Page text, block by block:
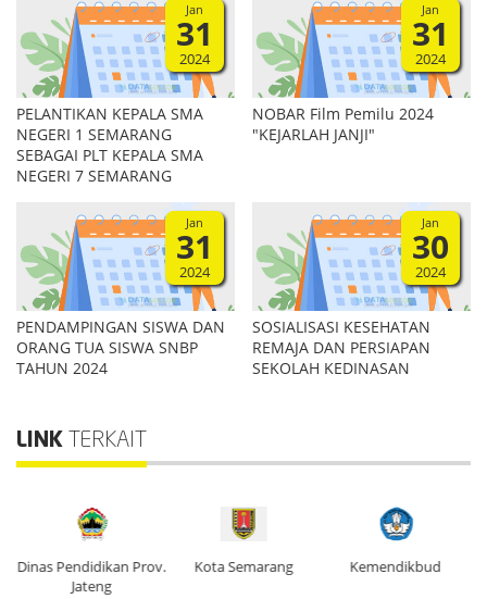
Jan
31
2024
PELANTIKAN KEPALA SMA
NEGERI 1 SEMARANG
SEBAGAI PLT KEPALA SMA
NEGERI 7 SEMARANG
Jan
31
2024
NOBAR Film Pemilu 2024
"KEJARLAH JANJI"
Jan
31
2024
PENDAMPINGAN SISWA DAN
ORANG TUA SISWA SNBP
TAHUN 2024
Jan
30
2024
SOSIALISASI KESEHATAN
REMAJA DAN PERSIAPAN
SEKOLAH KEDINASAN
LINK TERKAIT
Dinas Pendidikan Prov.
Jateng
Kota Semarang Kemendikbud